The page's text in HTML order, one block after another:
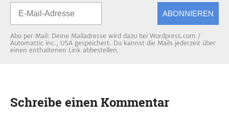
ABONNIEREN
Abo per Mail: Deine Mailadresse wird dazu bei Wordpress.com /
Automattic inc., USA gespeichert. Du kannst die Mails jederzeit über
einen enthaltenen Link abbestellen.
Schreibe einen Kommentar